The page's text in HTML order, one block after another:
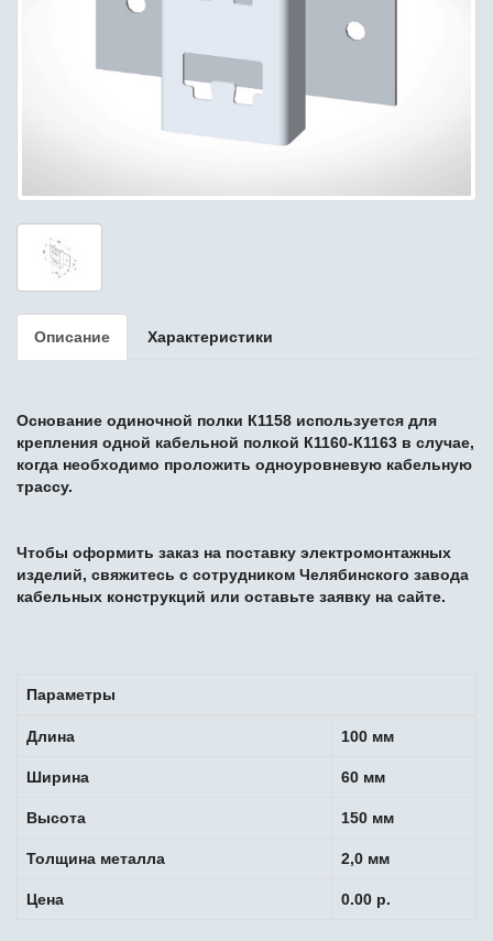
Описание Характеристики
Основание одиночной полки К1158 используется для
крепления одной кабельной полкой К1160-К1163 в случае,
когда необходимо проложить одноуровневую кабельную
трассу.
Чтобы оформить заказ на поставку электромонтажных
изделий, свяжитесь с сотрудником Челябинского завода
кабельных конструкций или оставьте заявку на сайте.
Параметры
Длина 100 мм
Ширина 60 мм
Высота 150 мм
Толщина металла 2,0 мм
Цена 0.00 р.